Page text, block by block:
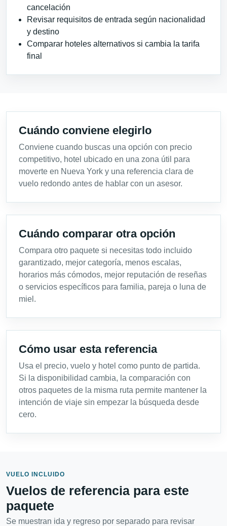
cancelación
Revisar requisitos de entrada según nacionalidad
y destino
Comparar hoteles alternativos si cambia la tarifa
final
Cuándo conviene elegirlo
Conviene cuando buscas una opción con precio
competitivo, hotel ubicado en una zona útil para
moverte en Nueva York y una referencia clara de
vuelo redondo antes de hablar con un asesor.
Cuándo comparar otra opción
Compara otro paquete si necesitas todo incluido
garantizado, mejor categoría, menos escalas,
horarios más cómodos, mejor reputación de reseñas
o servicios específicos para familia, pareja o luna de
miel.
Cómo usar esta referencia
Usa el precio, vuelo y hotel como punto de partida.
Si la disponibilidad cambia, la comparación con
otros paquetes de la misma ruta permite mantener la
intención de viaje sin empezar la búsqueda desde
cero.
VUELO INCLUIDO
Vuelos de referencia para este
paquete
Se muestran ida y regreso por separado para revisar